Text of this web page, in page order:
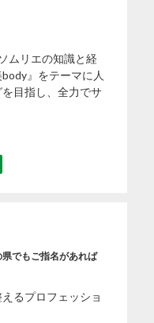
ムリエの知識と経
』をテーマに人
目指し、全力でサ
でもご指名があれば
るプロフェッショ